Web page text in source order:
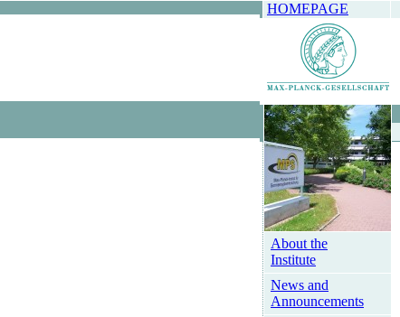
HOMEPAGE
About the
Institute
News and
Announcements